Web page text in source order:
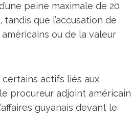
peine maximale de 20
que l’accusation de
ou de la valeur
actifs liés aux
procureur adjoint américain
guyanais devant le